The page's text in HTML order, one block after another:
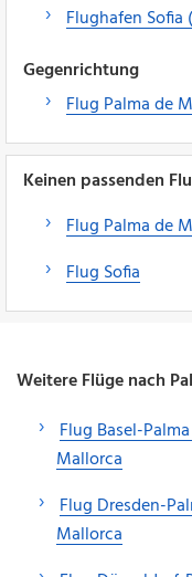
Flughafen Sofia
Gegenrichtung
Flug Palma de
Keinen passenden
Flug Palma de
Flug Sofia
Weitere Flüge nach
Flug Basel-
Mallorca
Flug Dresden-
Mallorca